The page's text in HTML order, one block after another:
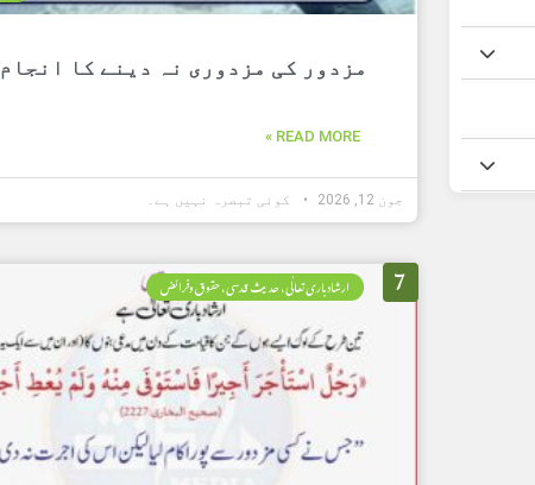
مزدور کی مزدوری نہ دینے کا انجام
READ MORE »
جون 12, 2026 کوئی تبصرہ نہیں ہے۔
7 ارشاد باری تعالٰی، حدیث قدسی، حقوق وفرائض